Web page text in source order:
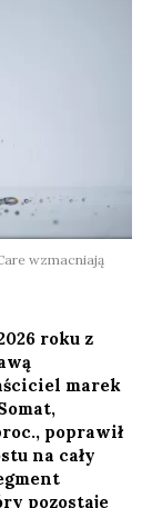
wzmacniają
roku z
marek
poprawił
na cały
pozostaje